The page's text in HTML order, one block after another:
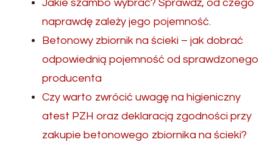
Jakie szambo wybrać? Sprawdź, od czego
naprawdę zależy jego pojemność.
Betonowy zbiornik na ścieki – jak dobrać
odpowiednią pojemność od sprawdzonego
producenta
Czy warto zwrócić uwagę na higieniczny
atest PZH oraz deklaracją zgodności przy
zakupie betonowego zbiornika na ścieki?